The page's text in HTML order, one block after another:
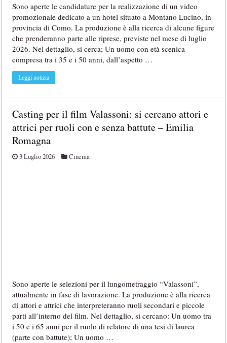
Sono aperte le candidature per la realizzazione di un video
promozionale dedicato a un hotel situato a Montano Lucino, in
provincia di Como. La produzione è alla ricerca di alcune figure
che prenderanno parte alle riprese, previste nel mese di luglio
2026. Nel dettaglio, si cerca; Un uomo con età scenica
compresa tra i 35 e i 50 anni, dall’aspetto …
Leggi notizia
Casting per il film Valassoni: si cercano attori e
attrici per ruoli con e senza battute – Emilia
Romagna
3 Luglio 2026 Cinema
Sono aperte le selezioni per il lungometraggio “Valassoni”,
attualmente in fase di lavorazione. La produzione è alla ricerca
di attori e attrici che interpreteranno ruoli secondari e piccole
parti all’interno del film. Nel dettaglio, si cercano: Un uomo tra
i 50 e i 65 anni per il ruolo di relatore di una tesi di laurea
(parte con battute); Un uomo …